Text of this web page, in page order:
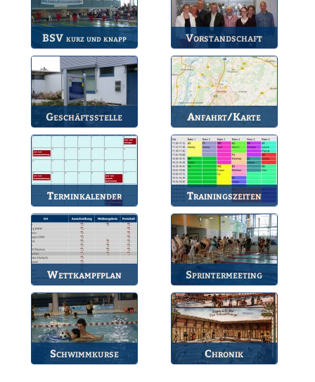
BSV kurz und knapp
Die wichtigsten Infos
zum BSV.
Vorstandschaft
Unsere amtierende
Vorstandschaft.
Geschäftsstelle
Anlaufstelle für alle
Anfahrt/Karte
So können Sie uns
erreichen.
Terminkalender
Die Termine des BSV.
Trainingszeiten
Bahnbelegungen der
Gruppen.
Wettkampfplan
Übersicht der aktuellen
Wettkämpfe.
Sprintermeeting
Jährlicher Wettkampf
des BSV.
Schwimmkurse Chronik